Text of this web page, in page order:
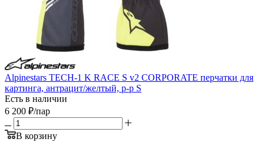
Alpinestars TECH-1 K RACE S v2 CORPORATE перчатки для
картинга, антрацит/желтый, р-р S
Есть в наличии
6 200 ₽/пар
В корзину